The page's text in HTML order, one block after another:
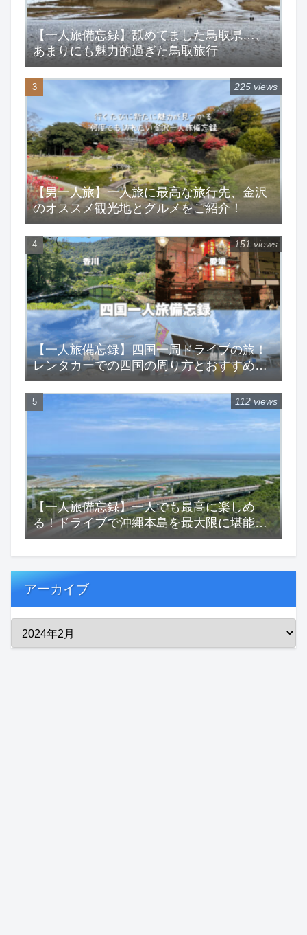
【一人旅備忘録】舐めてました鳥取県…、
あまりにも魅力的過ぎた鳥取旅行
【男一人旅】一人旅に最高な旅行先、金沢
のオススメ観光地とグルメをご紹介！
225 views
【一人旅備忘録】四国一周ドライブの旅！
レンタカーでの四国の周り方とおすすめス
ポットをご紹介！
151 views
【一人旅備忘録】一人でも最高に楽しめ
る！ドライブで沖縄本島を最大限に堪能す
る一人旅！
112 views
アーカイブ